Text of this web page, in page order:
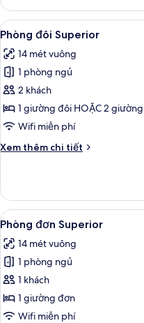
Phòng
dành
cho
đình
Xem
tất
cả
ảnh
Phòng
đôi
Superior
11
Phòng đôi Superior
14 mét vuông
1 phòng ngủ
2 khách
1 giường đôi HOẶC 2
Wifi miễn phí
Xem thêm chi tiết
Chi
Phòng
đôi
Superior
Xem
tất
cả
ảnh
Phòng
đơn
Superior
19
Phòng đơn Superior
14 mét vuông
1 phòng ngủ
1 khách
1 giường đơn
Wifi miễn phí